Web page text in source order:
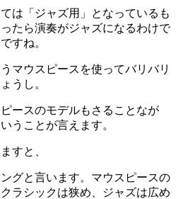
は「ジャズ用」となっているも
たら演奏がジャズになるわけで
すね。
マウスピースを使ってバリバリ
うし。
ースのモデルもさることなが
うことが言えます。
すと、
グと言います。マウスピースの
ラシックは狭め、ジャズは広め